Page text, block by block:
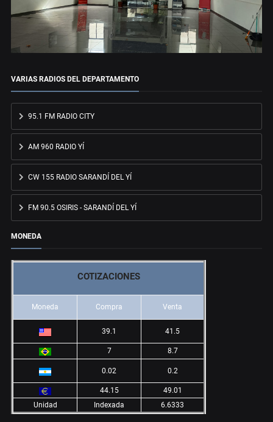
VARIAS RADIOS DEL DEPARTAMENTO
95.1 FM RADIO CITY
AM 960 RADIO YÍ
CW 155 RADIO SARANDÍ DEL YÍ
FM 90.5 OSIRIS - SARANDÍ DEL YÍ
MONEDA
COTIZACIONES
Moneda Compra Venta
39.1 41.5
7 8.7
0.02 0.2
44.15
49.01
Unidad
Indexada 6.6333